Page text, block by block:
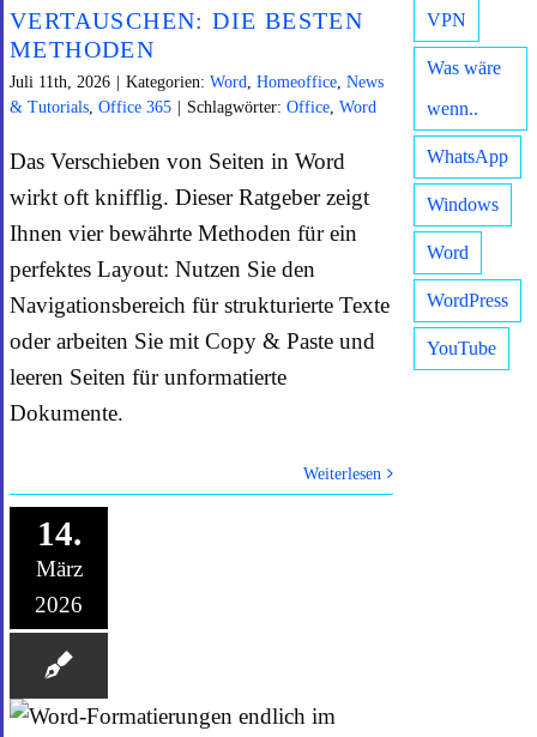
VERTAUSCHEN: DIE BESTEN
METHODEN
Juli 11th, 2026 | Kategorien: Word Homeoffice News
& Tutorials Office 365 | Schlagwörter: Office Word
Das Verschieben von Seiten in Word
wirkt oft knifflig. Dieser Ratgeber zeigt
Ihnen vier bewährte Methoden für ein
perfektes Layout: Nutzen Sie den
Navigationsbereich für strukturierte Texte
oder arbeiten Sie mit Copy & Paste und
leeren Seiten für unformatierte
Dokumente.
Weiterlesen
14.
März
2026
VPN
Was wäre
wenn..
WhatsApp
Windows
Word
WordPress
YouTube